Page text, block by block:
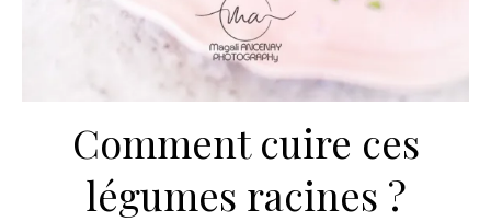
Comment cuire ces
légumes racines ?